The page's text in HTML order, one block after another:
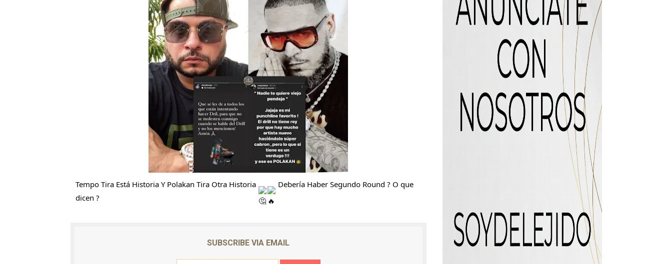
Sismo Samaná: registran temblor de magnitud 4.8 al sur de Sánchez
Operadores de rifas y bancas ilegales enfrentarían penas de hasta 10 años de prisión
Familia relata angustia tras explosión de tanque de gas en fritura de SFM
Indomet pronostica temperaturas de hasta 35 °C para este miércoles
JAPY VERDEI MISS MICHELL ROSARIO
Tempo Tira Está Historia Y Polakan Tira Otra Historia
Debería Haber Segundo Round ? O que
dicen ?
SUBSCRIBE VIA EMAIL